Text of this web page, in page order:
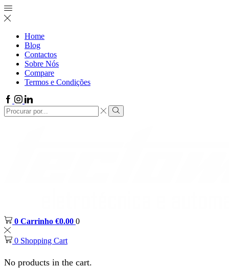
Home
Blog
Contactos
Sobre Nós
Compare
Termos e Condições
0 Carrinho €0.00 0
0 Shopping Cart
No products in the cart.